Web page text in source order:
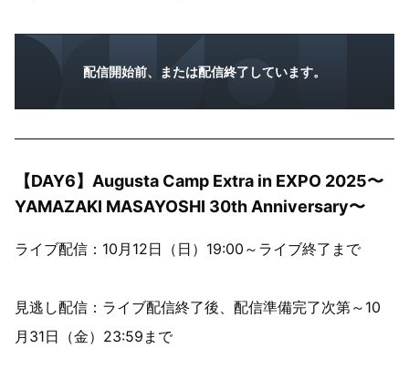
配信開始前、または配信終了しています。
【DAY6】Augusta Camp Extra in EXPO 2025〜
YAMAZAKI MASAYOSHI 30th Anniversary〜
ライブ配信：10月12日（日）19:00～ライブ終了まで
見逃し配信：ライブ配信終了後、配信準備完了次第～10
月31日（金）23:59まで